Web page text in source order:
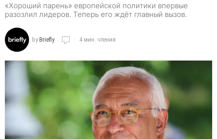
«Хороший парень» европейской политики впервые
разозлил лидеров. Теперь его ждёт главный вызов.
byBriefly 4 мин. чтения